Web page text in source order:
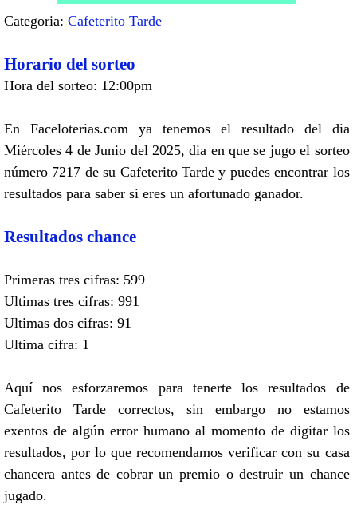
Categoria: Cafeterito Tarde
Horario del sorteo
Hora del sorteo: 12:00pm
En Faceloterias.com ya tenemos el resultado del dia
Miércoles 4 de Junio del 2025, dia en que se jugo el sorteo
número 7217 de su Cafeterito Tarde y puedes encontrar los
resultados para saber si eres un afortunado ganador.
Resultados chance
Primeras tres cifras: 599
Ultimas tres cifras: 991
Ultimas dos cifras: 91
Ultima cifra: 1
Aquí nos esforzaremos para tenerte los resultados de
Cafeterito Tarde correctos, sin embargo no estamos
exentos de algún error humano al momento de digitar los
resultados, por lo que recomendamos verificar con su casa
chancera antes de cobrar un premio o destruir un chance
jugado.